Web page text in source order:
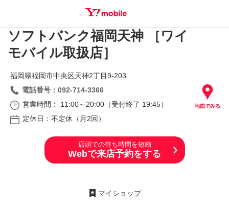
SEARCH
ソフトバンク福岡天神 ［ワイ
モバイル取扱店］
地図でみる
福岡県福岡市中央区天神2丁目9‐203
電話番号：092-714-3366
営業時間： 11:00～20:00（受付終了 19:45）
定休日：不定休（月2回）
店頭での待ち時間を短縮
Webで来店予約をする
マイショップ